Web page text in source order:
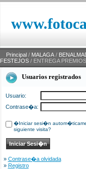
Principal / MALAGA /
FESTEJOS / ENTREGA
Usuarios registrados
Usuario:
Contrase�a:
�Iniciar sesi�n
siguiente visita?
» Contrase�a olvidada
» Registro